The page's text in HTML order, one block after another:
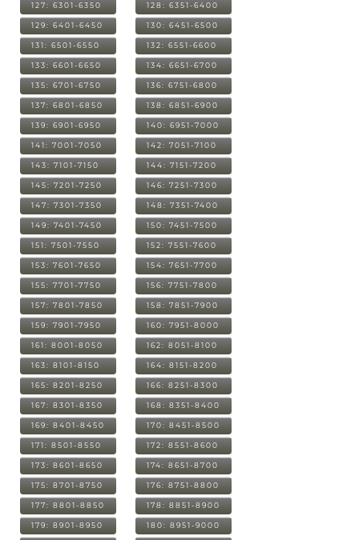
127: 6301-6350 128: 6351-6400
129: 6401-6450 130: 6451-6500
131: 6501-6550 132: 6551-6600
133: 6601-6650 134: 6651-6700
135: 6701-6750 136: 6751-6800
137: 6801-6850 138: 6851-6900
139: 6901-6950 140: 6951-7000
141: 7001-7050 142: 7051-7100
143: 7101-7150 144: 7151-7200
145: 7201-7250 146: 7251-7300
147: 7301-7350 148: 7351-7400
149: 7401-7450 150: 7451-7500
151: 7501-7550 152: 7551-7600
153: 7601-7650 154: 7651-7700
155: 7701-7750 156: 7751-7800
157: 7801-7850 158: 7851-7900
159: 7901-7950 160: 7951-8000
161: 8001-8050 162: 8051-8100
163: 8101-8150 164: 8151-8200
165: 8201-8250 166: 8251-8300
167: 8301-8350 168: 8351-8400
169: 8401-8450 170: 8451-8500
171: 8501-8550 172: 8551-8600
173: 8601-8650 174: 8651-8700
175: 8701-8750 176: 8751-8800
177: 8801-8850 178: 8851-8900
179: 8901-8950 180: 8951-9000